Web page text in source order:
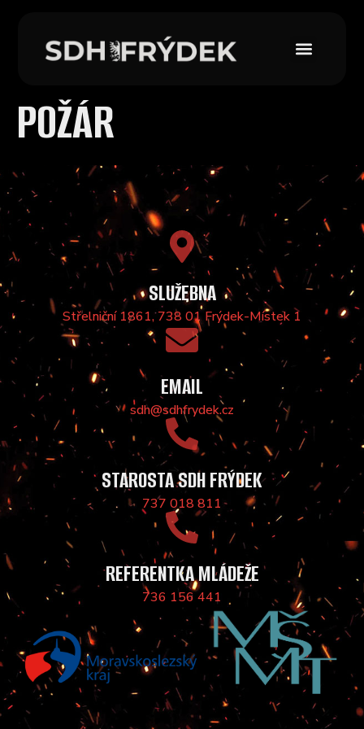
POŽÁR
SLUŽEBNA
Střelniční 1861, 738 01 Frýdek-Místek 1
EMAIL
sdh@sdhfrydek.cz
STAROSTA SDH FRÝDEK
737 018 811
REFERENTKA MLÁDEŽE
736 156 441